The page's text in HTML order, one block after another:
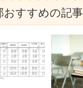
おすすめの記事